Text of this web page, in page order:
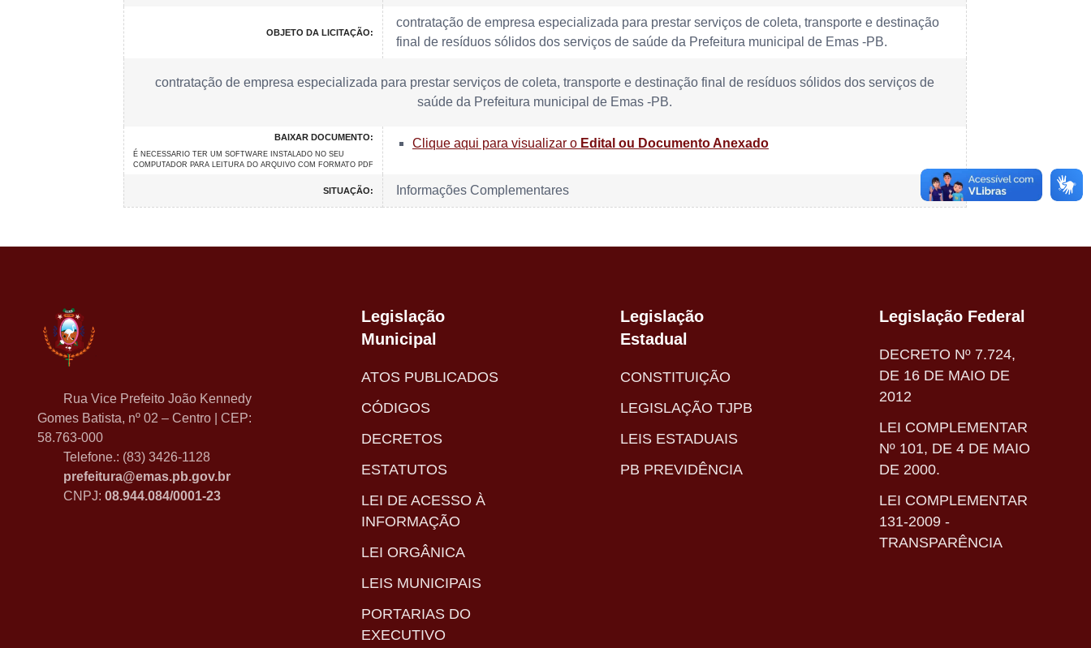
OBJETO DA LICITAÇÃO:
contratação de empresa especializada para prestar serviços de coleta, transporte e destinação
final de resíduos sólidos dos serviços de saúde da Prefeitura municipal de Emas -PB.
contratação de empresa especializada para prestar serviços de coleta, transporte e destinação final de resíduos sólidos dos serviços de
saúde da Prefeitura municipal de Emas -PB.
BAIXAR DOCUMENTO:
É NECESSARIO TER UM SOFTWARE INSTALADO NO SEU
COMPUTADOR PARA LEITURA DO ARQUIVO COM FORMATO PDF
Clique aqui para visualizar o Edital ou Documento Anexado
SITUAÇÃO: Informações Complementares
Rua Vice Prefeito João Kennedy
Gomes Batista, nº 02 – Centro | CEP:
58.763-000
Telefone.: (83) 3426-1128
prefeitura@emas.pb.gov.br
CNPJ: 08.944.084/0001-23
Legislação
Municipal
ATOS PUBLICADOS
CÓDIGOS
DECRETOS
ESTATUTOS
LEI DE ACESSO À
INFORMAÇÃO
LEI ORGÂNICA
LEIS MUNICIPAIS
PORTARIAS DO
EXECUTIVO
Legislação
Estadual
CONSTITUIÇÃO
LEGISLAÇÃO TJPB
LEIS ESTADUAIS
PB PREVIDÊNCIA
Legislação Federal
DECRETO Nº 7.724,
DE 16 DE MAIO DE
2012
LEI COMPLEMENTAR
Nº 101, DE 4 DE MAIO
DE 2000.
LEI COMPLEMENTAR
131-2009 -
TRANSPARÊNCIA